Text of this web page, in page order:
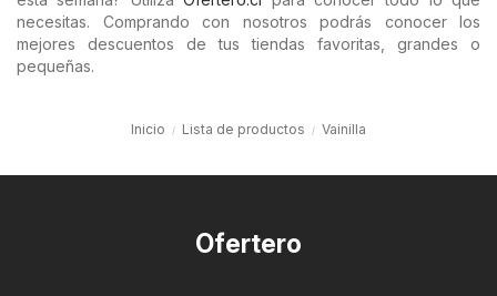
necesitas. Comprando con nosotros podrás conocer los
mejores descuentos de tus tiendas favoritas, grandes o
pequeñas.
Inicio Lista de productos Vainilla
Ofertero